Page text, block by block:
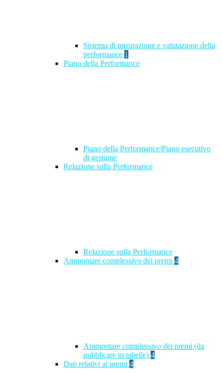
Sistema di misurazione e valutazione della
performance 1
Piano della Performance
Piano della Performance/Piano esecutivo
di gestione
Relazione sulla Performance
Relazione sulla Performance
Ammontare complessivo dei premi 4
Ammontare complessivo dei premi (da
pubblicare in tabelle) 4
Dati relativi ai premi 4